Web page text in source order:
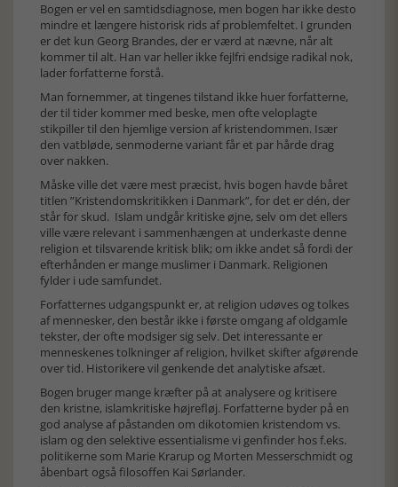
Bogen er vel en samtidsdiagnose, men bogen har ikke desto
mindre et længere historisk rids af problemfeltet. I grunden
er det kun Georg Brandes, der er værd at nævne, når alt
kommer til alt. Han var heller ikke fejlfri endsige radikal nok,
lader forfatterne forstå.
Man fornemmer, at tingenes tilstand ikke huer forfatterne,
der til tider kommer med beske, men ofte veloplagte
stikpiller til den hjemlige version af kristendommen. Især
den vatbløde, senmoderne variant får et par hårde drag
over nakken.
Måske ville det være mest præcist, hvis bogen havde båret
titlen ”Kristendomskritikken i Danmark”, for det er dén, der
står for skud. Islam undgår kritiske øjne, selv om det ellers
ville være relevant i sammenhængen at underkaste denne
religion et tilsvarende kritisk blik; om ikke andet så fordi der
efterhånden er mange muslimer i Danmark. Religionen
fylder i ude samfundet.
Forfatternes udgangspunkt er, at religion udøves og tolkes
af mennesker, den består ikke i første omgang af oldgamle
tekster, der ofte modsiger sig selv. Det interessante er
menneskenes tolkninger af religion, hvilket skifter afgørende
over tid. Historikere vil genkende det analytiske afsæt.
Bogen bruger mange kræfter på at analysere og kritisere
den kristne, islamkritiske højrefløj. Forfatterne byder på en
god analyse af påstanden om dikotomien kristendom vs.
islam og den selektive essentialisme vi genfinder hos f.eks.
politikerne som Marie Krarup og Morten Messerschmidt og
åbenbart også filosoffen Kai Sørlander.